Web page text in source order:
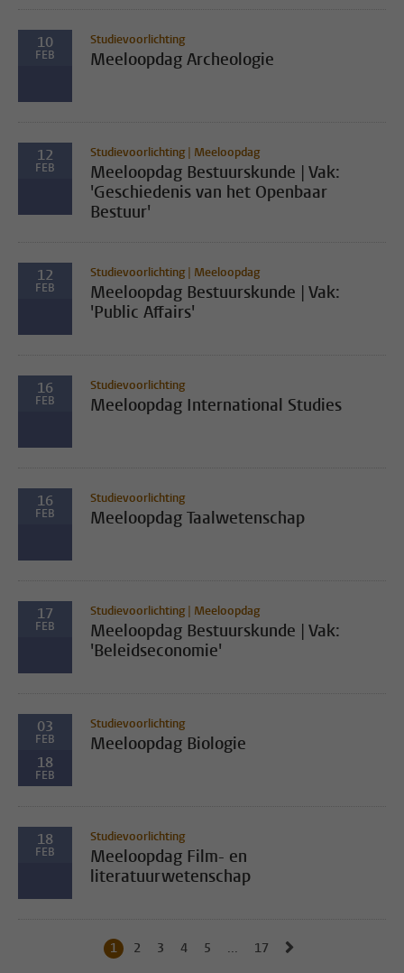
10
FEB
Studievoorlichting
Meeloopdag Archeologie
12
FEB
Studievoorlichting | Meeloopdag
Meeloopdag Bestuurskunde | Vak:
'Geschiedenis van het Openbaar
Bestuur'
12
FEB
Studievoorlichting | Meeloopdag
Meeloopdag Bestuurskunde | Vak:
'Public Affairs'
16
FEB
Studievoorlichting
Meeloopdag International Studies
16
FEB
Studievoorlichting
Meeloopdag Taalwetenschap
17
FEB
Studievoorlichting | Meeloopdag
Meeloopdag Bestuurskunde | Vak:
'Beleidseconomie'
03
FEB
18
FEB
Studievoorlichting
Meeloopdag Biologie
18
FEB
Studievoorlichting
Meeloopdag Film- en
literatuurwetenschap
Huidige pagina, pagina
1 Naar pagina
2 Naar pagina
3 Naar pagina
4 Naar pagina
5 ... Naar laatste pagina,
17